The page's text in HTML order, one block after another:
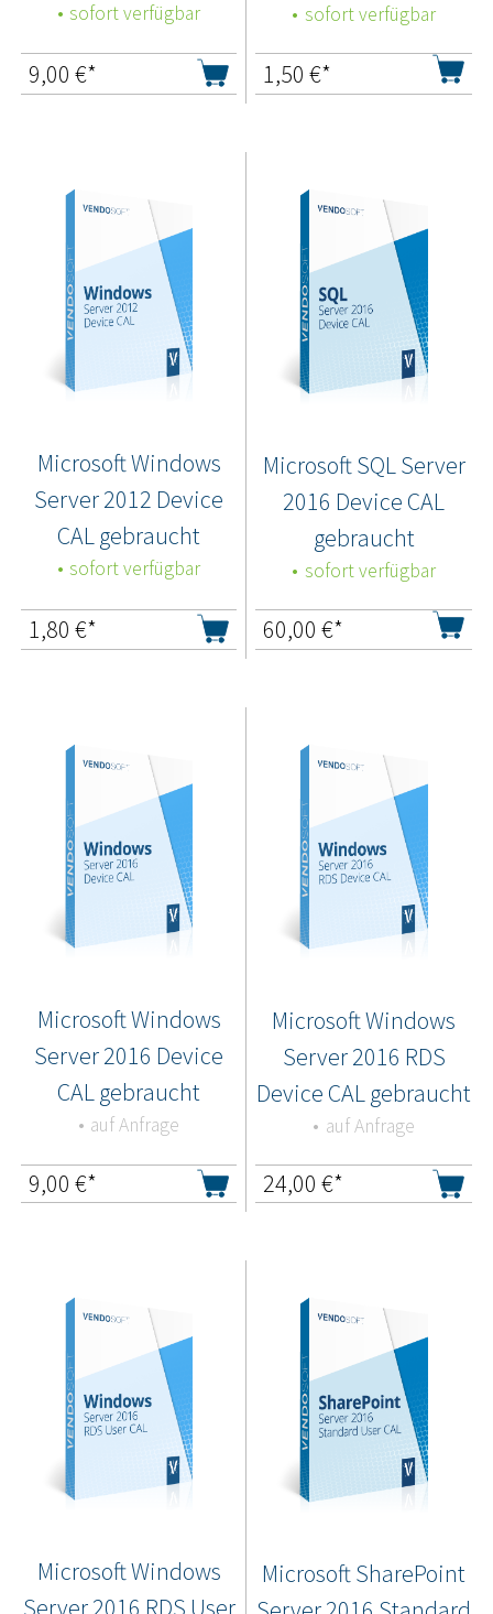
sofort verfügbar
9,00 €*
sofort verfügbar
1,50 €*
Microsoft Windows
Server 2012 Device
CAL gebraucht
sofort verfügbar
1,80 €*
Microsoft SQL Server
2016 Device CAL
gebraucht
sofort verfügbar
60,00 €*
Microsoft Windows
Server 2016 Device
CAL gebraucht
auf Anfrage
9,00 €*
Microsoft Windows
Server 2016 RDS
Device CAL gebraucht
auf Anfrage
24,00 €*
Microsoft Windows
Server 2016 RDS User
Microsoft SharePoint